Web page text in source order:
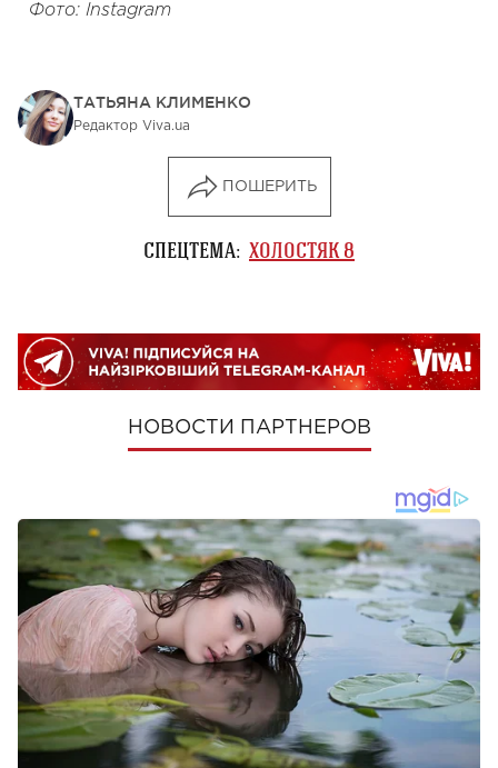
Фото: Instagram
ТАТЬЯНА КЛИМЕНКО
Редактор Viva.ua
ПОШЕРИТЬ
СПЕЦТЕМА: ХОЛОСТЯК 8
НОВОСТИ ПАРТНЕРОВ